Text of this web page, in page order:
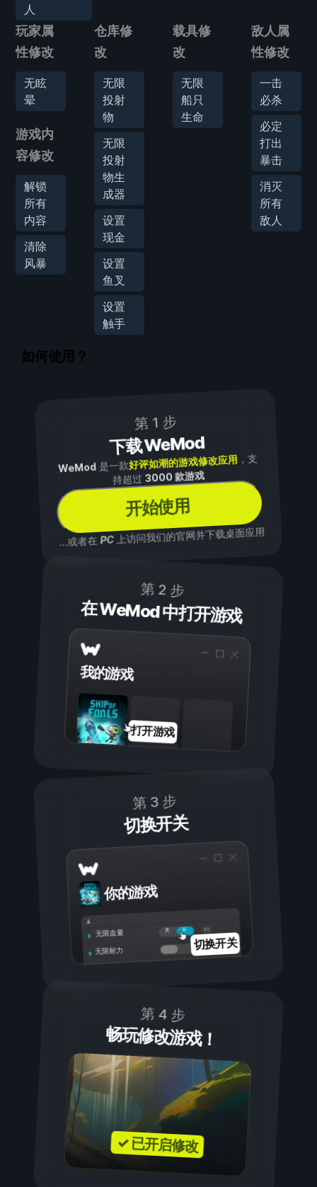
人
玩家属
性修改
无眩
晕
游戏内
容修改
解锁
所有
内容
清除
风暴
仓库修
改
无限
投射
物
无限
投射
物生
成器
设置
现金
设置
鱼叉
设置
触手
载具修
改
无限
船只
生命
敌人属
性修改
一击
必杀
必定
打出
暴击
消灭
所有
敌人
如何使用？
第 1 步
下载 WeMod
WeMod是一款好评如潮的游戏修改应用 ，支
持超过3000 款游戏
开始使用
...或者在PC上访问我们的官网并下载桌面应用
第 2 步
在 WeMod 中打开游戏
我的游戏
打开游戏
第 3 步
切换开关
你的游戏
开
关
无限血量
无限耐力
切换开关
第 4 步
畅玩修改游戏！
✓ 已开启修改